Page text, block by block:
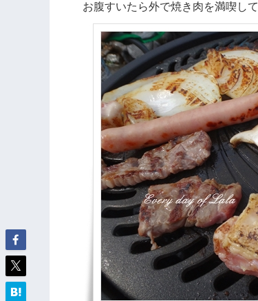
お腹すいたら外で焼き肉を満喫して